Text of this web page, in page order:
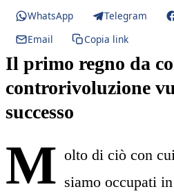
WhatsApp Telegram
Email
Copia link
Il primo regno da
controrivoluzione
successo
M olto di ciò con
siamo occupati